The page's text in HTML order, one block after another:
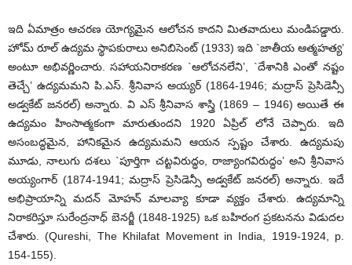
ఇది ఏమాత్రం ఆచరణ యోగ్యమైన ఆలోచన కాదని మితవాదులు మండిపడ్డారు.
హోమ్ రూల్ ఉద్యమ స్థాపకురాలు అనిబిసెంట్ (1933) ఇది `జాతీయ ఆత్మహత్య’
అంటూ అభివర్ణించారు. సహాయనిరాకరణ `ఆలోచనలేని’, `దేశానికి ఎంతో నష్టం
తెచ్చే’ ఉద్యమమని పి.ఎస్. శ్రీనివాస అయ్యర్ (1864-1946; మద్రాస్ ప్రెసిడెన్సీ
అడ్వకేట్ జనరల్) అన్నారు. వి ఎస్ శ్రీనివాస శాస్త్రి (1869 – 1946) అయితే ఈ
ఉద్యమం హింసాత్మకంగా మారుతుందని 1920 ఏప్రిల్ లోనే చెప్పారు. ఇది
అసంబద్ధమైన, హానికమైన ఉద్యమమని ఆయన స్పష్టం చేశారు. ఉద్యమపు
మూడు, నాలుగు దశలు `పూర్తిగా చట్టవిరుద్ధం, రాజ్యాంగవిరుద్ధం’ అని శ్రీనివాస
అయ్యంగార్ (1874-1941; మద్రాస్ ప్రెసిడెన్సీ అడ్వకేట్ జనరల్) అన్నారు. ఇదే
అభిప్రాయాన్ని మదన్ మోహన్ మాలవ్యా కూడా వ్యక్తం చేశారు. ఉద్యమాన్ని
నిరాకరిస్తూ సురేంద్రనాధ్ బెనర్జీ (1848-1925) ఒక బహిరంగ ప్రకటనను విడుదల
చేశారు. (Qureshi, The Khilafat Movement in India, 1919-1924, p.
154-155).